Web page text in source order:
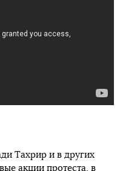
Тахрир и в других
акции протеста, в